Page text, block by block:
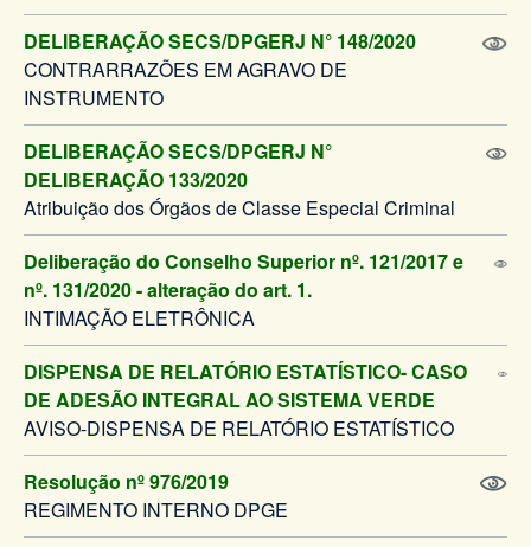
DELIBERAÇÃO SECS/DPGERJ N° 148/2020
CONTRARRAZÕES EM AGRAVO DE
INSTRUMENTO
DELIBERAÇÃO SECS/DPGERJ N°
DELIBERAÇÃO 133/2020
Atribuição dos Órgãos de Classe Especial Criminal
Deliberação do Conselho Superior nº. 121/2017 e
nº. 131/2020 - alteração do art. 1.
INTIMAÇÃO ELETRÔNICA
DISPENSA DE RELATÓRIO ESTATÍSTICO- CASO
DE ADESÃO INTEGRAL AO SISTEMA VERDE
AVISO-DISPENSA DE RELATÓRIO ESTATÍSTICO
Resolução nº 976/2019
REGIMENTO INTERNO DPGE